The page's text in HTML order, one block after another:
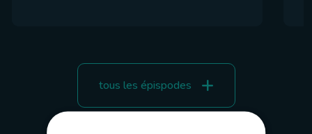
tous les épispodes